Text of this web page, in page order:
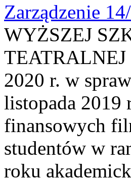
Zarządzenie
WYŻSZEJ
2020 r. w
listopada 2019
finansowych
studentów w
roku